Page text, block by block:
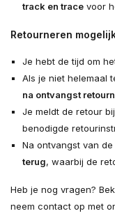
track en tracevoor
Retourneren
Je hebt de tijd om
Als je niet helemaal
na ontvangst
Je meldt de retour
benodigde
Na ontvangst van
terug, waarbij de
Heb je nog vragen?
neem contact op met